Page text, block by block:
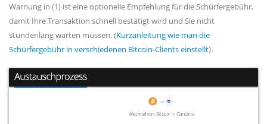
Warnung in (1) ist eine optionelle Empfehlung für die Schürfergebühr,
damit Ihre Transaktion schnell bestätigt wird und Sie nicht
stundenlang warten müssen. (Kurzanleitung wie man die
Schürfergebühr in verschiedenen Bitcoin-Clients einstellt).